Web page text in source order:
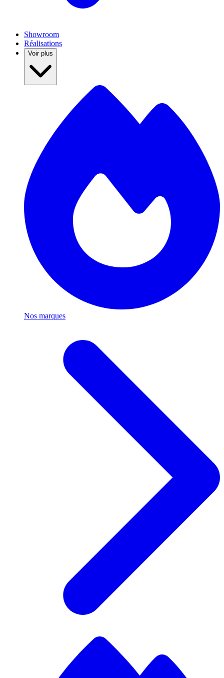
Showroom
Réalisations
Voir plus
Nos marques